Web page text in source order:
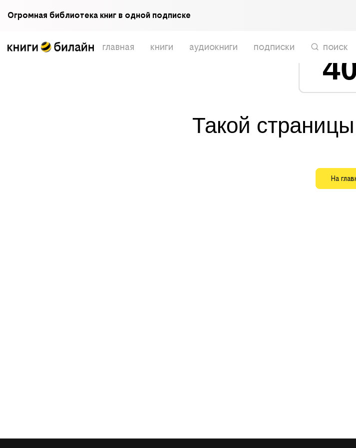
Огромная библиотека книг в одной подписке
главная книги аудиокниги подписки поиск
Такой
На